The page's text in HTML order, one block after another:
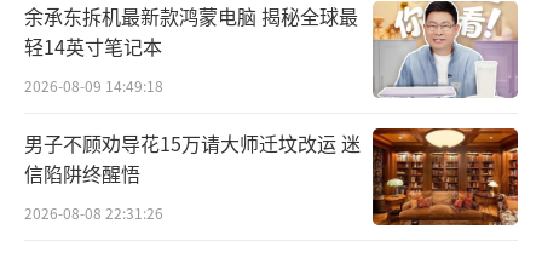
余承东拆机最新款鸿蒙电脑 揭秘全球最
轻14英寸笔记本
2026-08-09 14:49:18
男子不顾劝导花15万请大师迁坟改运 迷
信陷阱终醒悟
2026-08-08 22:31:26